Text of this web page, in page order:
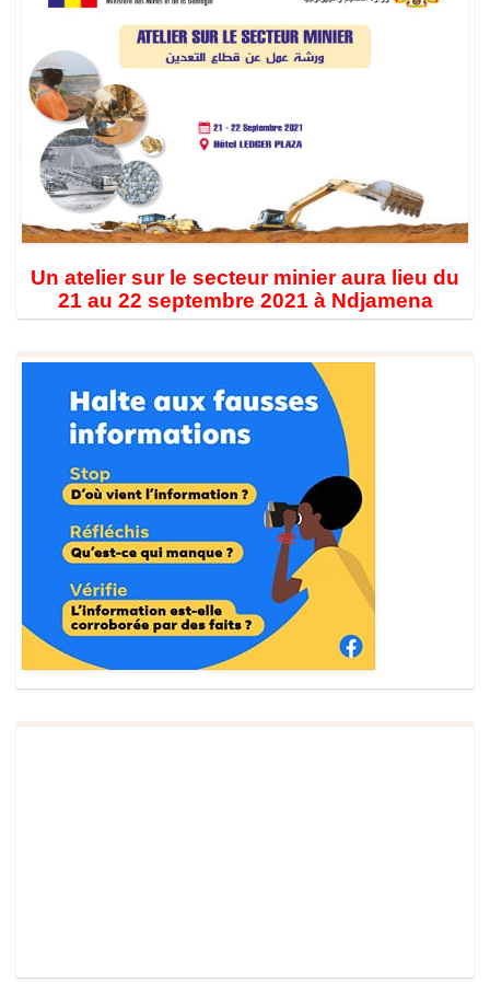
Un atelier sur le secteur minier aura lieu du
21 au 22 septembre 2021 à Ndjamena